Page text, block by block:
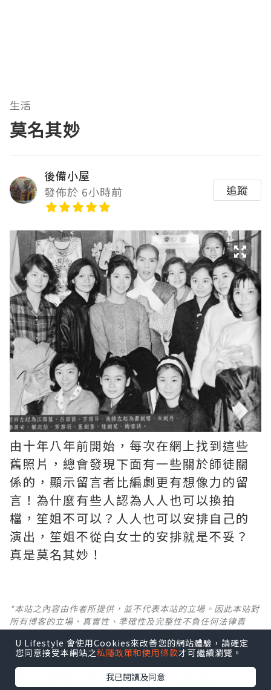
生活
莫名其妙
後備小屋
發佈於 6小時前
追蹤
由十年八年前開始，每次在網上找到這些
舊照片，總會發現下面有一些關於師徒關
係的，顯示留言者比編劇更有想像力的留
言！為什麼有些人認為人人也可以換拍
檔，笙姐不可以？人人也可以安排自己的
演出，笙姐不從白女士的安排就是不妥？
真是莫名其妙！ ​​​
*本站之內容由作者所提供，並不代表本站的立場。因此本站對
所有博客的立場、真實性、準確性及完整性不負任何法律責
登記《社群創作有價企劃》
U Lifestyle 會使用Cookies來改善您的網站體驗，請確定
您同意接受本網站之私隱政策和使用條款才可繼續瀏覽。
我已閱讀及同意